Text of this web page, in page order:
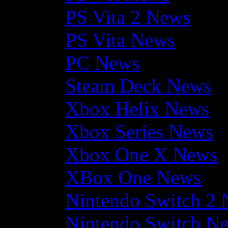
PS Vita 2 News
PS Vita News
PC News
Steam Deck News
Xbox Helix News
Xbox Series News
Xbox One X News
XBox One News
Nintendo Switch 2
Nintendo Switch